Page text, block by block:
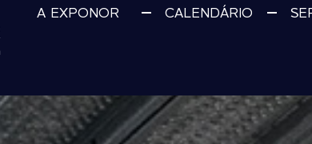
A EXPONOR CALENDÁRIO